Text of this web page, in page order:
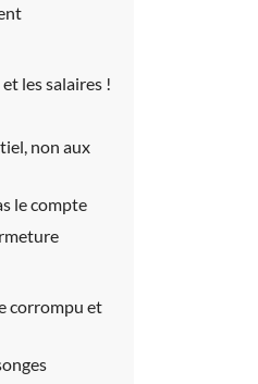
les salaires !
non aux
le compte
corrompu et